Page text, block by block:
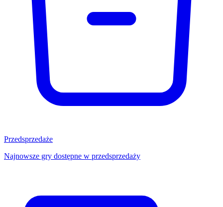
Przedsprzedaże
Najnowsze gry dostępne w przedsprzedaży